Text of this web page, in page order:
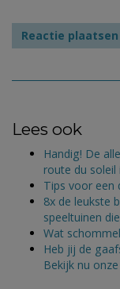
Lees ook
Handig! De
route du soleil
Tips voor een
8x de leukste
speeltuinen
Wat
Heb jij de
Bekijk nu